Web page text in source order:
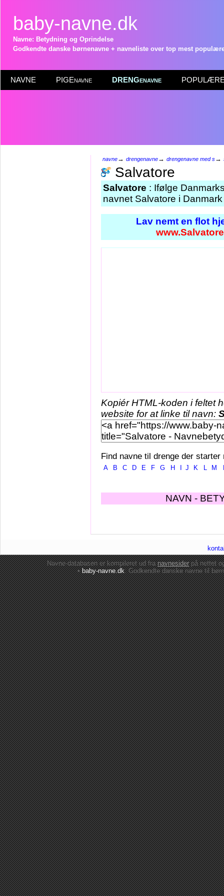
baby-navne.dk
Navne: Betydning og Oprindelse
Godkendte danske børnenavne + navneliste over top mest
NAVNE PIGEnavne DRENGenavne POPULÆRE
navne→ drengenavne→ drengenavne med s→
Salvatore
Salvatore : Ifølge
navnet Salvatore i
Lav nemt en flot
Kopiér HTML-koden i feltet
website for at linke til navn:
Find navne til drenge der starter
A B C D E F G H J K L M
NAVN -
Navne-databasen er kompileret ud franavnesiderpå nettet
•baby-navne.dk: Godkendte danskenavne til børn